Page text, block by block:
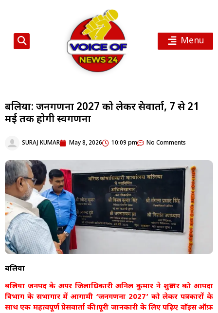
Menu
बलिया: जनगणना 2027 को लेकर प्रेसवार्ता, 7 से 21
मई तक होगी स्वगणना
SURAJ KUMAR May 8, 2026 10:09 pm No Comments
बलिया
बलिया जनपद के अपर जिलाधिकारी अनिल कुमार ने शुक्रवार को आपदा
विभाग के सभागार में आगामी ‘जनगणना 2027’ को लेकर पत्रकारों के
साथ एक महत्वपूर्ण प्रेसवार्ता की।पूरी जानकारी के लिए पढ़िए वाॅइस ऑफ़